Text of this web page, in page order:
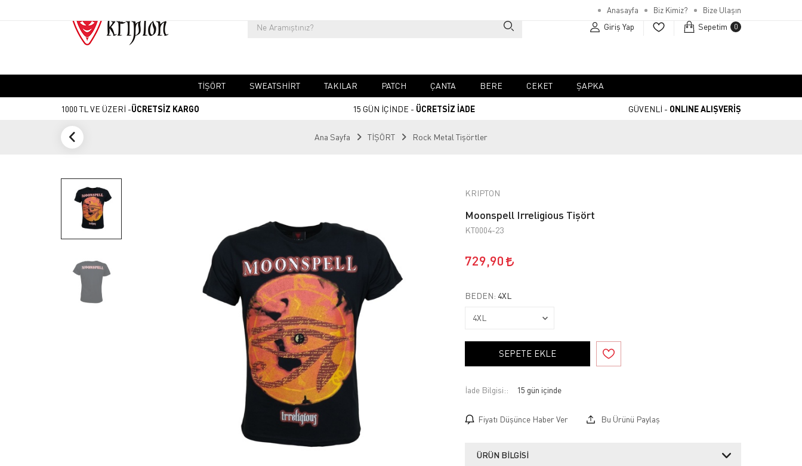
Anasayfa Biz Kimiz? Bize Ulaşın
Giriş Yap Sepetim 0
TIŞÖRT SWEATSHIRT TAKILAR PATCH ÇANTA BERE CEKET ŞAPKA
1000 TL VE ÜZERİ -ÜCRETSİZ KARGO 15 GÜN İÇİNDE - ÜCRETSİZ İADE GÜVENLİ - ONLINE ALIŞVERİŞ
Ana Sayfa TİŞÖRT Rock Metal Tişörtler
KRIPTON
Moonspell Irreligious Tişört
KT0004-23
729,90
BEDEN: 4XL
SEPETE EKLE
İade Bilgisi:
Fiyatı Düşünce Haber Ver Bu Ürünü Paylaş
ÜRÜN BILGISI